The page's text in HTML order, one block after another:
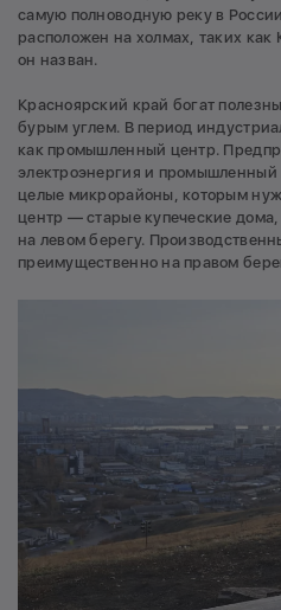
самую полноводную реку в
расположен на холмах, таких как
он назван.
Красноярский край богат
бурым углем. В период
как промышленный центр.
электроэнергия и промышленный
целые микрорайоны, которым
центр — старые купеческие
на левом берегу.
преимущественно на правом